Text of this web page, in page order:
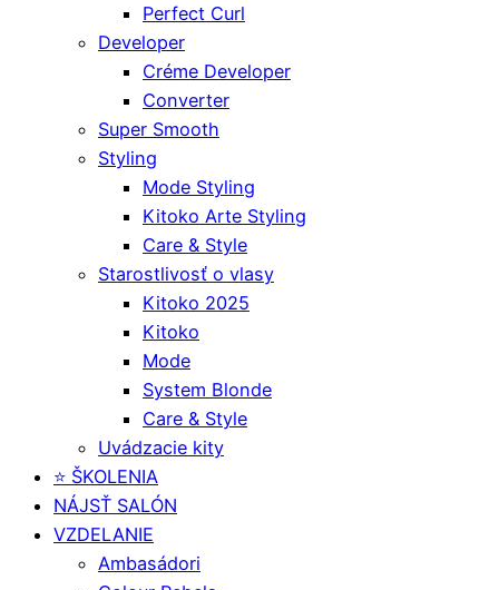
Perfect Curl
Developer
Créme Developer
Converter
Super Smooth
Styling
Mode Styling
Kitoko Arte Styling
Care & Style
Starostlivosť o vlasy
Kitoko 2025
Kitoko
Mode
System Blonde
Care & Style
Uvádzacie kity
⭐️ ŠKOLENIA
NÁJSŤ SALÓN
VZDELANIE
Ambasádori